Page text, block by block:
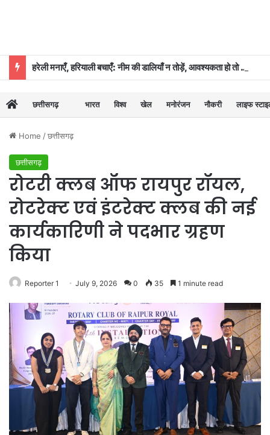
हरेली मनाएँ, हरियाली बचाएँ: नीम की डालियाँ न तोड़ें, आवश्यकता हो तो कुछ पत्तियाँ ही लें: डॉ. दिनेश मिश्र
छत्तीसगढ़ भारत विश्व खेल मनोरंजन नौकरी लाइफ
Home /छत्तीसगढ़
छत्तीसगढ़
रोटरी क्लब ऑफ रायपुर रॉयल,
रोटरेक्ट एवं इंटरेक्ट क्लब की नई
कार्यकारिणी ने पदभार ग्रहण
किया
Reporter 1 July 9, 2026 0 35 1 minute read